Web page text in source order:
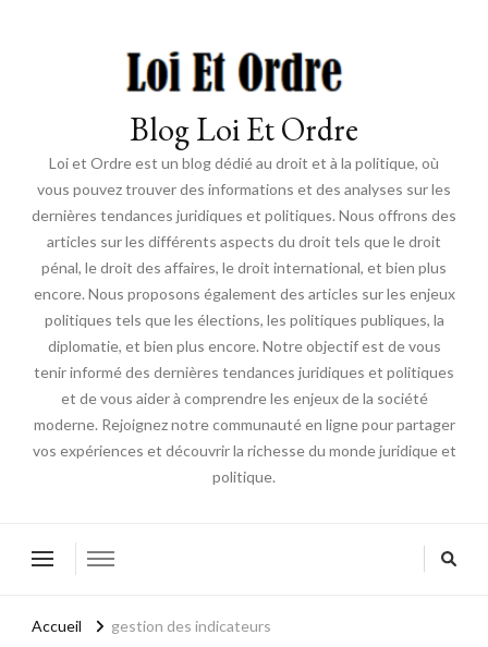
Blog Loi Et Ordre
Loi et Ordre est un blog dédié au droit et à la politique, où
vous pouvez trouver des informations et des analyses sur les
dernières tendances juridiques et politiques. Nous offrons des
articles sur les différents aspects du droit tels que le droit
pénal, le droit des affaires, le droit international, et bien plus
encore. Nous proposons également des articles sur les enjeux
politiques tels que les élections, les politiques publiques, la
diplomatie, et bien plus encore. Notre objectif est de vous
tenir informé des dernières tendances juridiques et politiques
et de vous aider à comprendre les enjeux de la société
moderne. Rejoignez notre communauté en ligne pour partager
vos expériences et découvrir la richesse du monde juridique et
politique.
Accueil gestion des indicateurs